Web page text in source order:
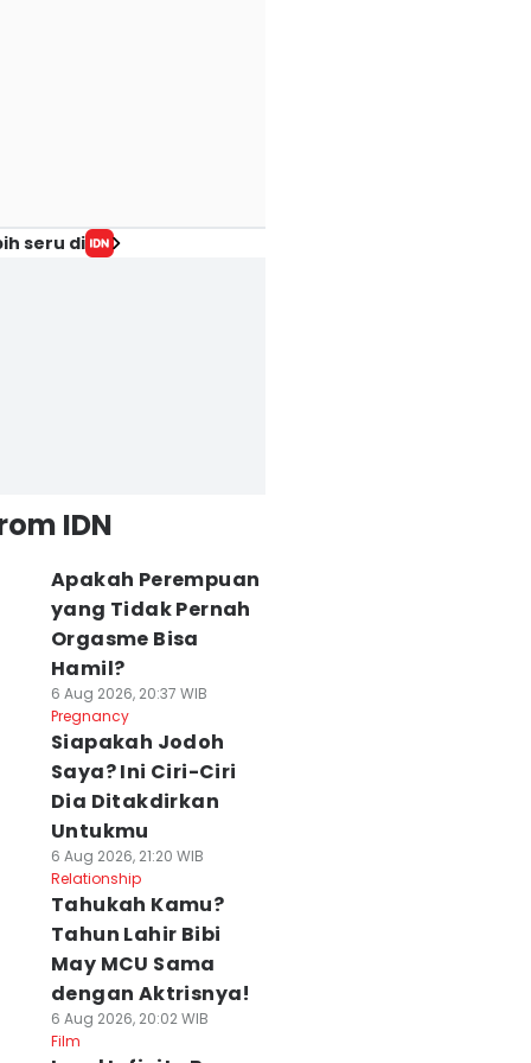
seru di
IDN
Apakah Perempuan
yang Tidak Pernah
Orgasme Bisa
Hamil?
6 Aug 2026, 20:37 WIB
Pregnancy
Siapakah Jodoh
Saya? Ini Ciri-Ciri
Dia Ditakdirkan
Untukmu
6 Aug 2026, 21:20 WIB
Relationship
Tahukah Kamu?
Tahun Lahir Bibi
May MCU Sama
dengan Aktrisnya!
6 Aug 2026, 20:02 WIB
Film